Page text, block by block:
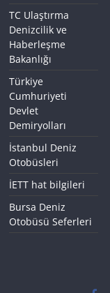
TC Ulaştırma
Denizcilik ve
Haberleşme
Bakanlığı
Türkiye
Cumhuriyeti
Devlet
Demiryolları
İstanbul Deniz
Otobüsleri
İETT hat bilgileri
Bursa Deniz
Otobüsü Seferleri